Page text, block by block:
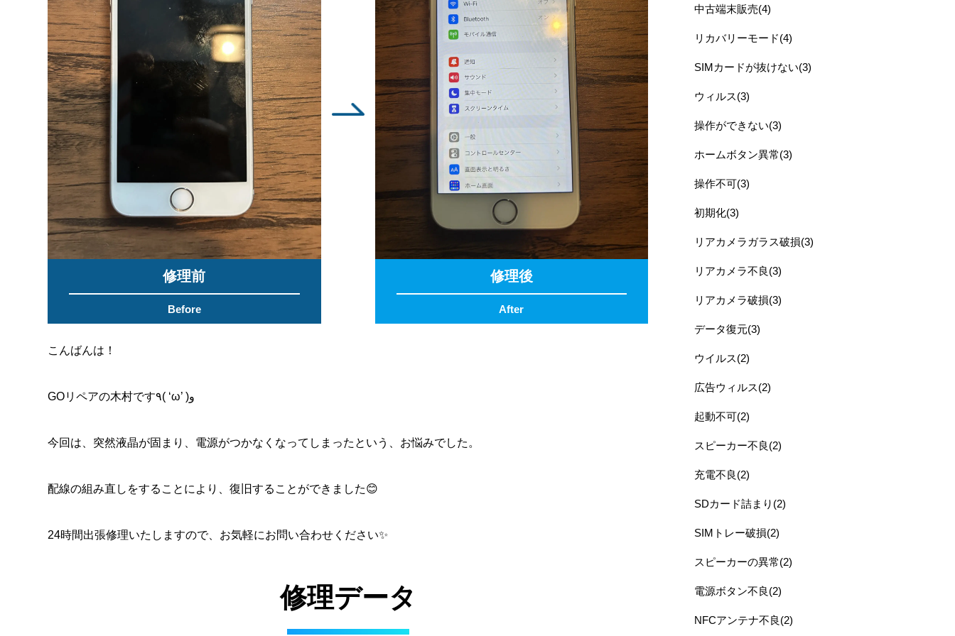
修理前
Before
修理後
After
こんばんは！
GOリペアの木村です٩( ‘ω’ )و
今回は、突然液晶が固まり、電源がつかなくなってしまったという、お悩みでした。
配線の組み直しをすることにより、復旧することができました😊
24時間出張修理いたしますので、お気軽にお問い合わせください✨
修理データ
中古端末販売(4)
リカバリーモード(4)
SIMカードが抜けない(3)
ウィルス(3)
操作ができない(3)
ホームボタン異常(3)
操作不可(3)
初期化(3)
リアカメラガラス破損(3)
リアカメラ不良(3)
リアカメラ破損(3)
データ復元(3)
ウイルス(2)
広告ウィルス(2)
起動不可(2)
スピーカー不良(2)
充電不良(2)
SDカード詰まり(2)
SIMトレー破損(2)
スピーカーの異常(2)
電源ボタン不良(2)
NFCアンテナ不良(2)